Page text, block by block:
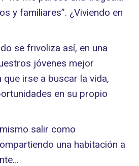
y familiares”. ¿Viviendo en
se frivoliza así, en una
jóvenes mejor
irse a buscar la vida,
en su propio
salir como
una habitación a